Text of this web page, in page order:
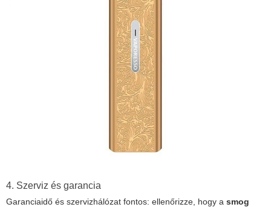
4. Szerviz és garancia
Garanciaidő és szervizhálózat fontos: ellenőrizze, hogy a smog